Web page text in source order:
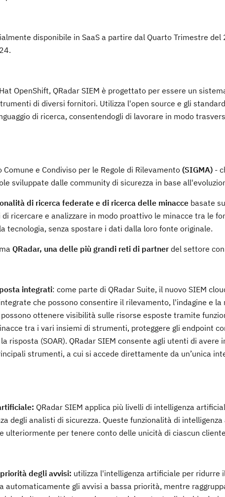
disponibile in SaaS a partire dal Quarto Trimestre
OpenShift, QRadar SIEM è progettato per essere un
di diversi fornitori. Utilizza l'open source e gli
di ricerca, consentendogli di lavorare in modo
e Condiviso per le Regole di Rilevamento (SIGMA) -
sviluppate dalle community di sicurezza in base
di ricerca federate e di ricerca delle minacce basate
ricercare e analizzare in modo proattivo le minacce tra le
tecnologia, senza spostare i dati dalla loro fonte originale.
QRadar, una delle più grandi reti di partner del settore
integrati: come parte di QRadar Suite, il nuovo SIEM
che possono consentire il rilevamento, l'indagine e
possono ottenere visibilità sulle risorse esposte tramite
tra i vari insiemi di strumenti, proteggere gli endpoint
risposta (SOAR). QRadar SIEM consente agli utenti di avere
strumenti, a cui si accede direttamente da un’unica
QRadar SIEM applica più livelli di intelligenza
degli analisti di sicurezza. Queste funzionalità di
ulteriormente per tenere conto delle unicità di ciascun
degli avvisi: utilizza l'intelligenza artificiale per ridurre
automaticamente gli avvisi a bassa priorità, mentre